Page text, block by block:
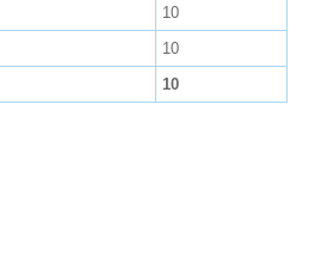
10
10
10